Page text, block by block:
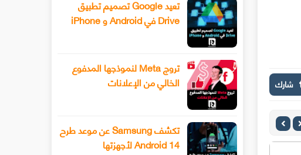
شارك
تعيد Google تصميم تطبيق
Drive في Android و iPhone
تروج Meta لنموذجها المدفوع
الخالي من الإعلانات
تكشف Samsung عن موعد طرح
Android 14 لأجهزتها